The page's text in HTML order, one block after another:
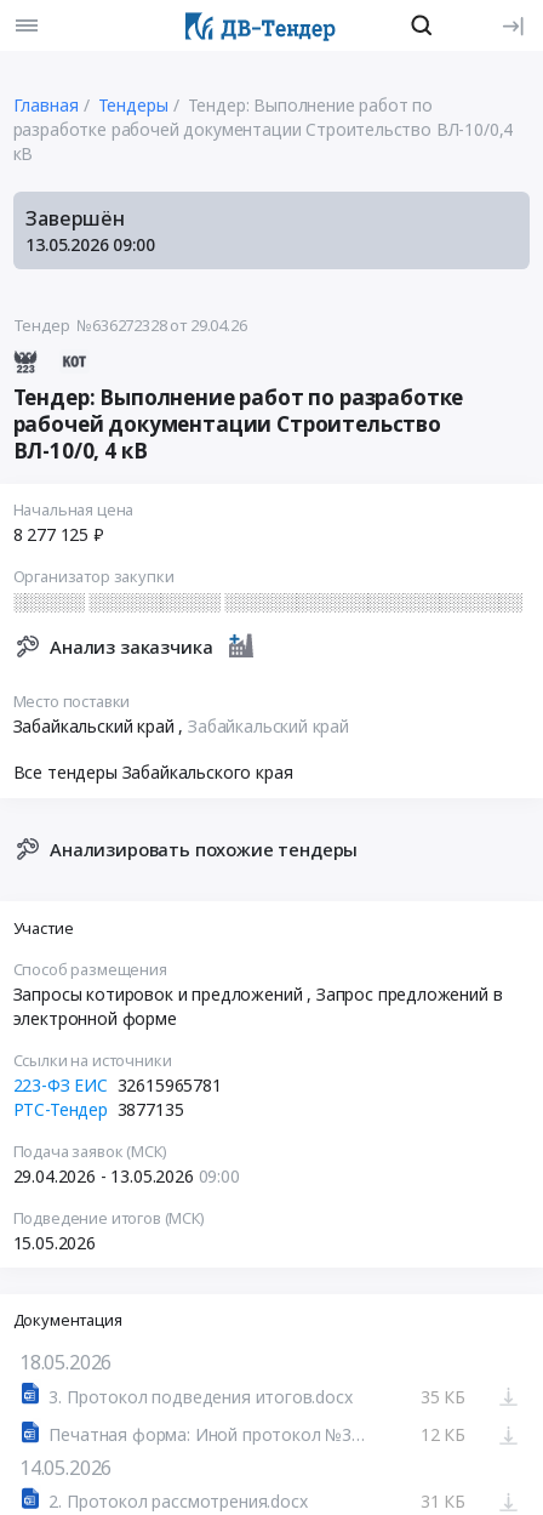
Главная Тендеры
Тендер: Выполнение работ по
разработке рабочей документации Строительство ВЛ-10/0,4
кВ
Завершён
13.05.2026 09:00
Тендер №636272328от 29.04.26
Тендер: Выполнение работ по разработке
рабочей документации Строительство
ВЛ-10/0, 4 кВ
Начальная цена
8 277 125 ₽
Организатор закупки
░░░░░░ ░░░░░░░░░░░ ░░░░░░░░░░░░░░░░░░░░░░░░░
Анализ заказчика
Место поставки
Забайкальский край ,Забайкальский край
Все тендеры Забайкальского края
Анализировать похожие тендеры
Участие
Способ размещения
Запросы котировок и предложений , Запрос предложений в
электронной форме
Ссылки на источники
223-ФЗ ЕИС 32615965781
РТС-Тендер 3877135
Подача заявок (МСК)
29.04.2026 - 13.05.2026 09:00
Подведение итогов (МСК)
15.05.2026
Документация
18.05.2026
3. Протокол подведения итогов.docx
35 КБ
Печатная форма: Иной протокол №32615965781-02
12 КБ
14.05.2026
2. Протокол рассмотрения.docx
31 КБ